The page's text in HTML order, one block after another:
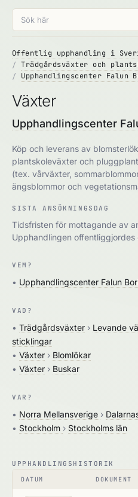
Offentlig upphandling i
Trädgårdsväxter och
Upphandlingscenter Falun
Växter
Upphandlingscenter
Köp och leverans av
plantskoleväxter och
(tex. vårväxter,
ängsblommor och
SISTA ANSÖKNINGSDAG
Tidsfristen för mottagande av
Upphandlingen
VEM?
• Upphandlingscenter Falun
VAD?
• Trädgårdsväxter › Levande
sticklingar
• Växter › Blomlökar
• Växter › Buskar
VAR?
• Norra Mellansverige ›
• Stockholm › Stockholms län
UPPHANDLINGSHISTORIK
DATUM DOKUMENT